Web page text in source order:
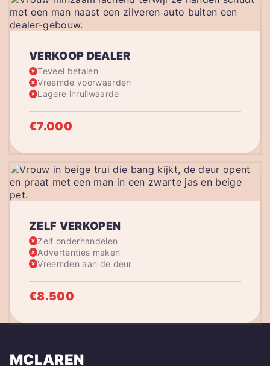
VERKOOP DEALER
Teveel betalen
Vreemde voorwaarden
Lagere inruilwaarde
€7.000
ZELF VERKOPEN
Zelf onderhandelen
Advertenties maken
Vreemden aan de deur
€8.500
MCLAREN